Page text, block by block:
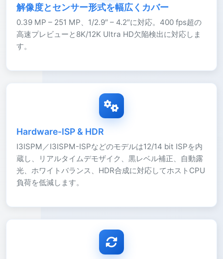
解像度とセンサー形式を幅広くカバー
0.39 MP – 251 MP、1/2.9″ – 4.2″に対応。400 fps超の
高速プレビューと8K/12K Ultra HD欠陥検出に対応しま
す。
Hardware-ISP & HDR
I3ISPM／I3ISPM-ISPなどのモデルは12/14 bit ISPを内
蔵し、リアルタイムデモザイク、黒レベル補正、自動露
光、ホワイトバランス、HDR合成に対応してホストCPU
負荷を低減します。